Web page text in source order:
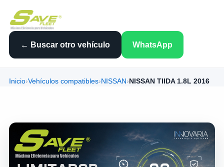
← Buscar otro vehículo WhatsApp
Inicio›Vehículos compatibles› NISSAN › NISSAN TIIDA 1.8L 2016